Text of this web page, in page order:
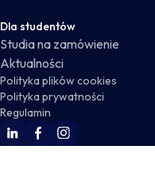
Dla studentów
Studia na zamówienie
Aktualności
Polityka plików cookies
Polityka prywatności
Regulamin
WSKZ Linkedin
WSKZ Facebook
WSKZ Instagram